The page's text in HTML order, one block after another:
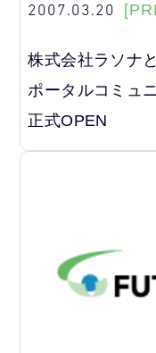
2007.03.20
株式会社ラソナ
ポータルコミュ
正式OPEN